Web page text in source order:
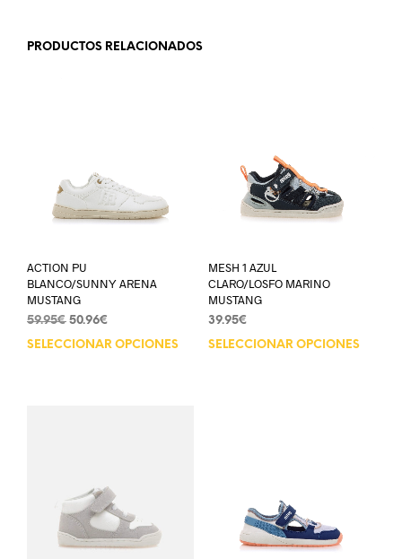
PRODUCTOS RELACIONADOS
ACTION PU
BLANCO/SUNNY ARENA
MUSTANG
59.95€ 50.96€
SELECCIONAR OPCIONES
MESH 1 AZUL
CLARO/LOSFO MARINO
MUSTANG
39.95€
SELECCIONAR OPCIONES